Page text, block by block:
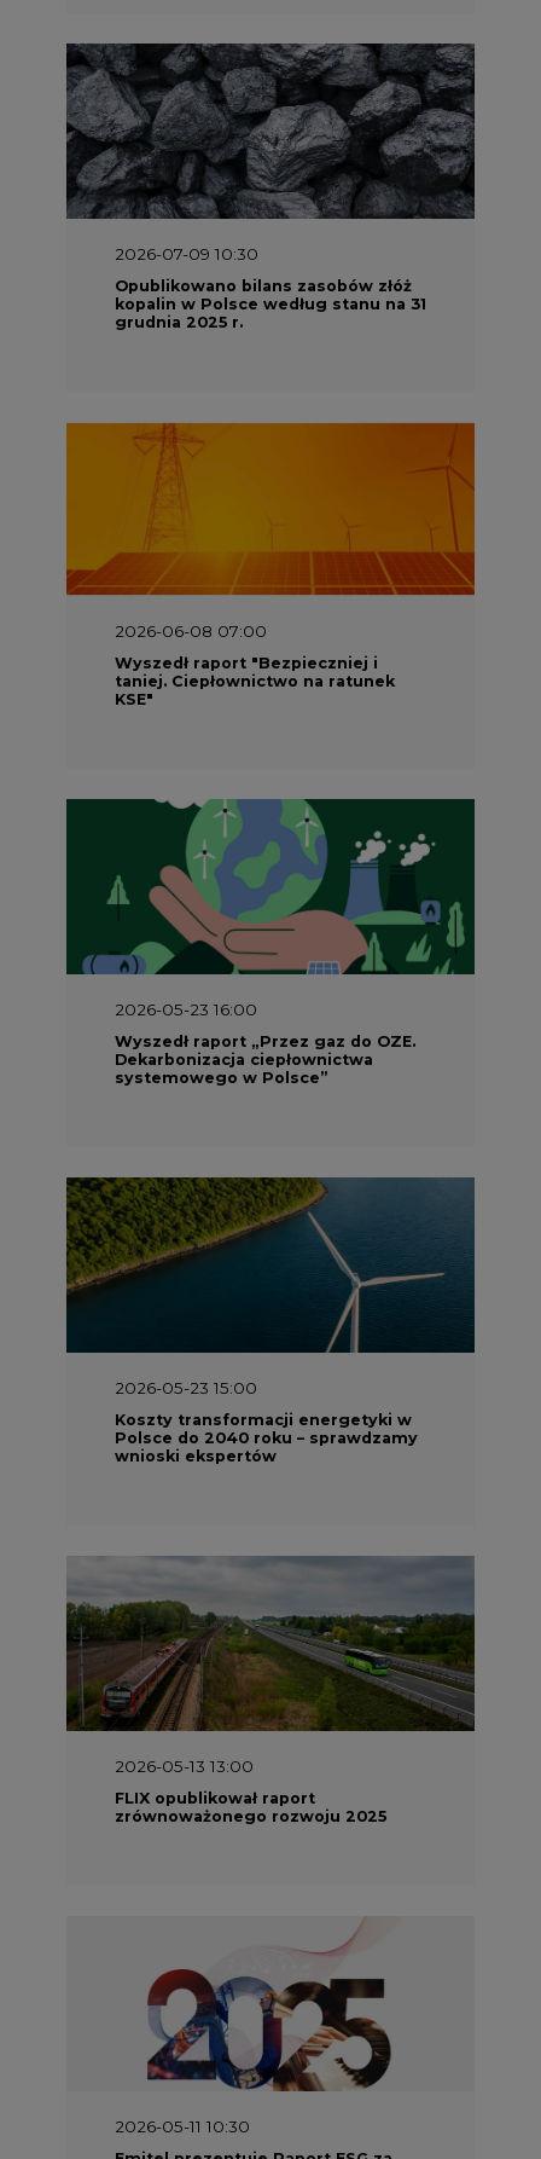
2026-07-09 10:30
Opublikowano bilans zasobów złóż
kopalin w Polsce według stanu na 31
grudnia 2025 r.
2026-06-08 07:00
Wyszedł raport "Bezpieczniej i
taniej. Ciepłownictwo na ratunek
KSE"
2026-05-23 16:00
Wyszedł raport „Przez gaz do OZE.
Dekarbonizacja ciepłownictwa
systemowego w Polsce”
2026-05-23 15:00
Koszty transformacji energetyki w
Polsce do 2040 roku – sprawdzamy
wnioski ekspertów
2026-05-13 13:00
FLIX opublikował raport
zrównoważonego rozwoju 2025
2026-05-11 10:30